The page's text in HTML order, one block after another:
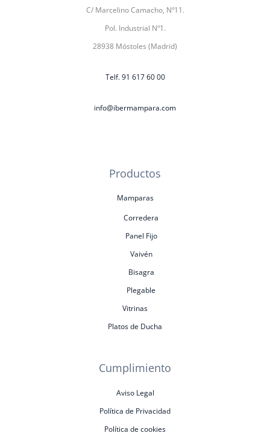
C/ Marcelino Camacho, Nº11.
Pol. Industrial Nº1.
28938 Móstoles (Madrid)
Telf. 91 617 60 00
info@ibermampara.com
Productos
Mamparas
Corredera
Panel Fijo
Vaivén
Bisagra
Plegable
Vitrinas
Platos de Ducha
Cumplimiento
Aviso Legal
Política de Privacidad
Política de cookies